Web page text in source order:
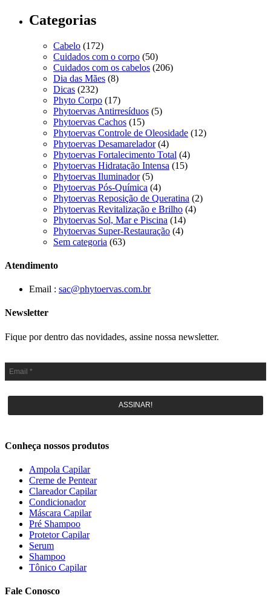
Categorias
Cabelo (172)
Cuidados com o corpo (50)
Cuidados com os cabelos (206)
Dia das Mães (8)
Dicas (232)
Phyto Corpo (17)
Phytoervas Antirresíduos (5)
Phytoervas Cachos (15)
Phytoervas Controle de Oleosidade (12)
Phytoervas Desamarelador(4)
Phytoervas Fortalecimento Total (4)
Phytoervas Hidratação Intensa (15)
Phytoervas Iluminador(5)
Phytoervas Pós-Química (4)
Phytoervas Reposição de Queratina (2)
Phytoervas Revitalização e Brilho (4)
Phytoervas Sol, Mar e Piscina (14)
Phytoervas Super-Restauração (4)
Sem categoria (63)
Atendimento
Email : sac@phytoervas.com.br
Newsletter
Fique por dentro das novidades, assine nossa newsletter.
ASSINAR!
Conheça nossos produtos
Ampola Capilar
Creme de Pentear
Clareador Capilar
Condicionador
Máscara Capilar
Pré Shampoo
Protetor Capilar
Serum
Shampoo
Tônico Capilar
Fale Conosco